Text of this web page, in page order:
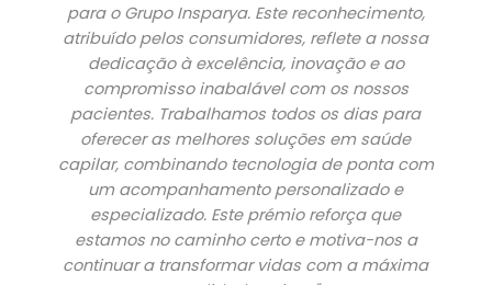
para o Grupo Insparya. Este reconhecimento,
atribuído pelos consumidores, reflete a nossa
dedicação à excelência, inovação e ao
compromisso inabalável com os nossos
pacientes. Trabalhamos todos os dias para
oferecer as melhores soluções em saúde
capilar, combinando tecnologia de ponta com
um acompanhamento personalizado e
especializado. Este prémio reforça que
estamos no caminho certo e motiva-nos a
continuar a transformar vidas com a máxima